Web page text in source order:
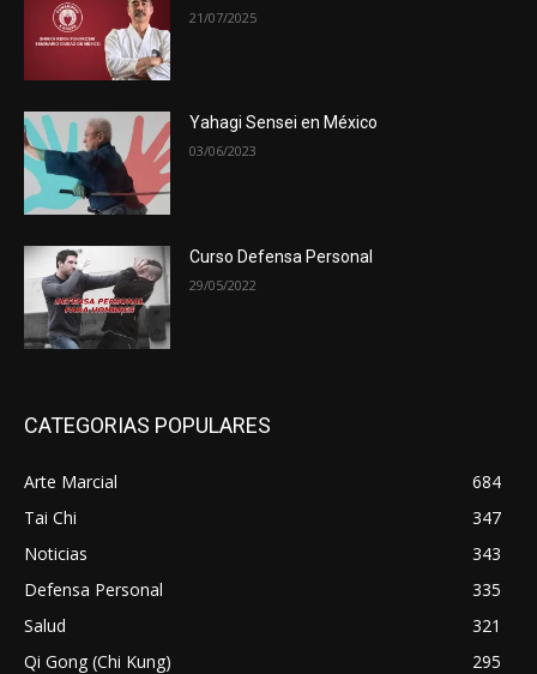
21/07/2025
Yahagi Sensei en México
03/06/2023
Curso Defensa Personal
29/05/2022
CATEGORIAS POPULARES
Arte Marcial
684
Tai Chi
347
Noticias
343
Defensa Personal
335
Salud
321
Qi Gong (Chi Kung)
295